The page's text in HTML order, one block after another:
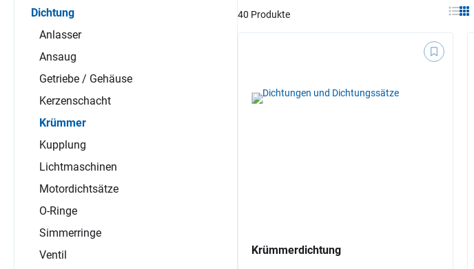
Dichtung
Anlasser
Ansaug
Getriebe / Gehäuse
Kerzenschacht
Krümmer
Kupplung
Lichtmaschinen
Motordichtsätze
O-Ringe
Simmerringe
Ventil
40 Produkte
Krümmerdichtung